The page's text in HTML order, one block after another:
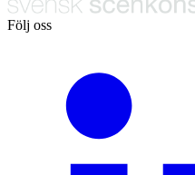
Följ oss